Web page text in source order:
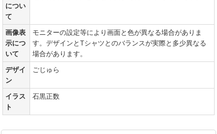
につい
て
画像表
示につ
いて
モニターの設定等により画面と色が異なる場合がありま
す。デザインとTシャツとのバランスが実際と多少異なる
場合があります。
デザイ
ン
ごじゅら
イラス
ト
石黒正数